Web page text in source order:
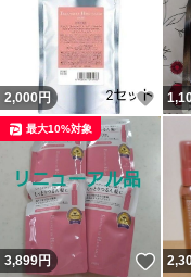
2,000 円 い
3,899円 い
最大10%対象